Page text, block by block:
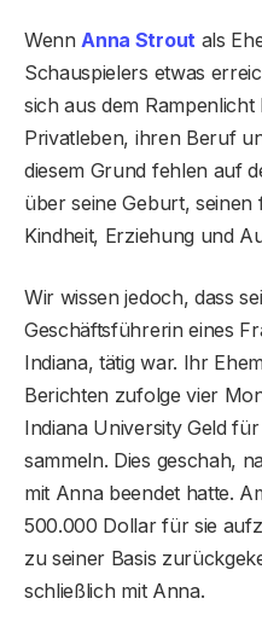
WennAnna Stroutals
Schauspielers etwas
sich aus dem
Privatleben, ihren Beruf
diesem Grund fehlen auf
über seine Geburt,
Kindheit, Erziehung und
Wir wissen jedoch, dass
Geschäftsführerin eines
Indiana, tätig war. Ihr
Berichten zufolge vier
Indiana University Geld
sammeln. Dies geschah,
mit Anna beendet hatte.
500.000 Dollar für sie
zu seiner Basis
schließlich mit Anna.